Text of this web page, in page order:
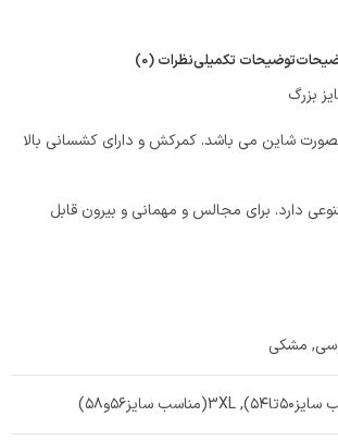
توضیحات تکمیلینظرات (0)
بزرگ
شاین می باشد. کمرکش و دارای کشسانی بالا
دارد. برای مجالس و مهمانی و بیرون قابل
, مشکی
,3XL(مناسب سایز۵۶و۵۸)